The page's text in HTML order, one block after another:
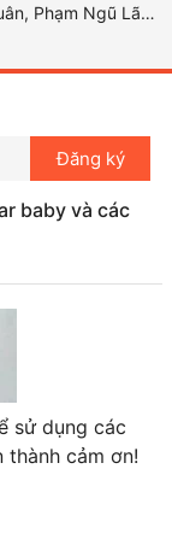
Lão, Quận 1, Thành phố Hồ Chí Minh
Đăng ký
baby và các
sử dụng các
thành cảm ơn!